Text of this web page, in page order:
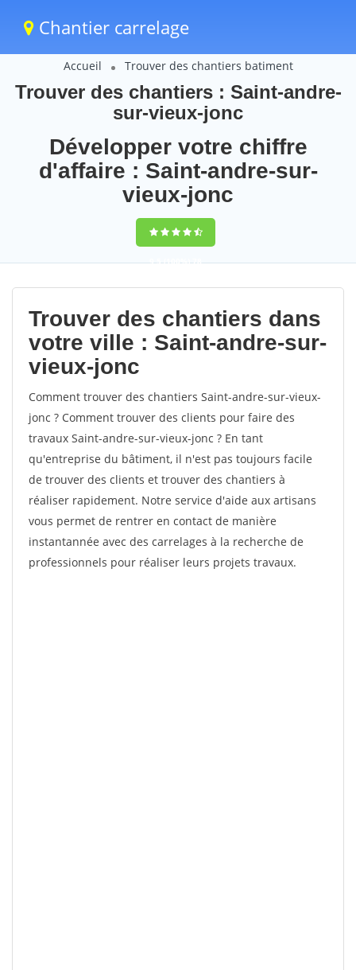
Chantier carrelage
Accueil Trouver des chantiers batiment
Trouver des chantiers : Saint-andre-
sur-vieux-jonc
Développer votre chiffre
d'affaire : Saint-andre-sur-
vieux-jonc
9,5(100%)78
votes
Trouver des chantiers dans
votre ville : Saint-andre-sur-
vieux-jonc
Comment trouver des chantiers Saint-andre-sur-vieux-
jonc ? Comment trouver des clients pour faire des
travaux Saint-andre-sur-vieux-jonc ? En tant
qu'entreprise du bâtiment, il n'est pas toujours facile
de trouver des clients et trouver des chantiers à
réaliser rapidement. Notre service d'aide aux artisans
vous permet de rentrer en contact de manière
instantannée avec des carrelages à la recherche de
professionnels pour réaliser leurs projets travaux.